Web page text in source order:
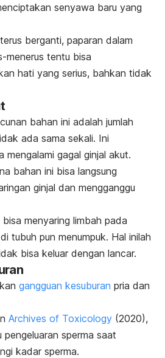
senyawa baru yang
berganti, paparan dalam
menerus tentu bisa
hati yang serius, bahkan tidak
bahan ini adalah jumlah
ada sama sekali. Ini
mengalami gagal ginjal akut.
bahan ini bisa langsung
ginjal dan mengganggu
menyaring limbah pada
tubuh pun menumpuk. Hal inilah
bisa keluar dengan lancar.
gangguan kesuburan pria dan
Archives of Toxicology (2020),
pengeluaran sperma saat
kadar sperma.